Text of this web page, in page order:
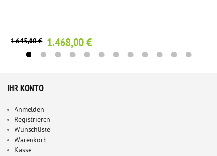
1.645,00 € 1.468,00 €
IHR KONTO
Anmelden
Registrieren
Wunschliste
Warenkorb
Kasse